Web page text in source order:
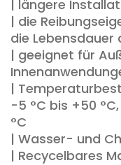
| längere
| die
die Lebensdauer
| geeignet für
|
-5 °C bis +50
°C
| Wasser- und
| Recycelbares